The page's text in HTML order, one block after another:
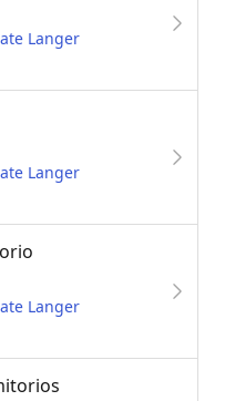
Langer
Langer
Langer